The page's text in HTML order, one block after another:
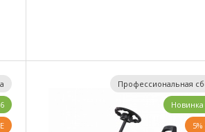
Профессиональная
Новинка
5%